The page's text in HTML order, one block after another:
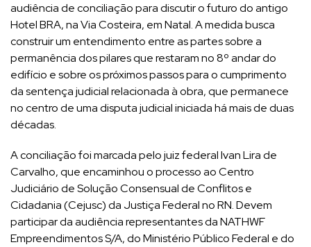
audiência de conciliação para discutir o futuro do antigo
Hotel BRA, na Via Costeira, em Natal. A medida busca
construir um entendimento entre as partes sobre a
permanência dos pilares que restaram no 8º andar do
edifício e sobre os próximos passos para o cumprimento
da sentença judicial relacionada à obra, que permanece
no centro de uma disputa judicial iniciada há mais de duas
décadas.
A conciliação foi marcada pelo juiz federal Ivan Lira de
Carvalho, que encaminhou o processo ao Centro
Judiciário de Solução Consensual de Conflitos e
Cidadania (Cejusc) da Justiça Federal no RN. Devem
participar da audiência representantes da NATHWF
Empreendimentos S/A, do Ministério Público Federal e do